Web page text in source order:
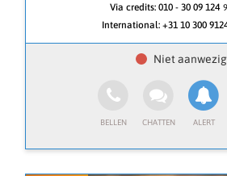
Via credits: 010 - 30 09 124
International: +31 10 300